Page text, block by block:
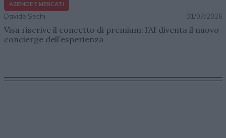
AZIENDE E MERCATI
Davide Sechi 31/07/2026
Visa riscrive il concetto di premium: l’AI diventa il nuovo
concierge dell’esperienza